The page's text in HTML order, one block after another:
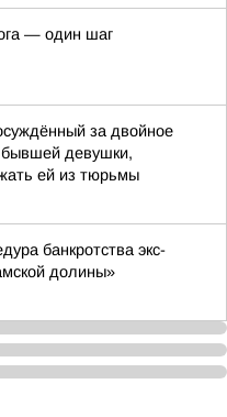
— один шаг
за двойное
бывшей девушки,
ей из тюрьмы
банкротства экс-
долины»